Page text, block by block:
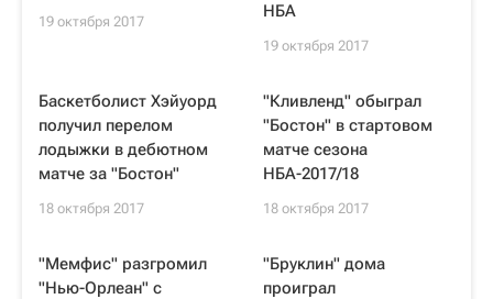
19 октября 2017
НБА
19 октября 2017
Баскетболист Хэйуорд
получил перелом
лодыжки в дебютном
матче за "Бостон"
18 октября 2017
"Кливленд" обыграл
"Бостон" в стартовом
матче сезона
НБА-2017/18
18 октября 2017
"Мемфис" разгромил
"Нью-Орлеан" с
"Бруклин" дома
проиграл